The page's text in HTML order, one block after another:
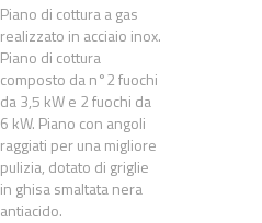
Piano di cottura a gas
realizzato in acciaio inox.
Piano di cottura
composto da n°2 fuochi
da 3,5 kW e 2 fuochi da
6 kW. Piano con angoli
raggiati per una migliore
pulizia, dotato di griglie
in ghisa smaltata nera
antiacido.